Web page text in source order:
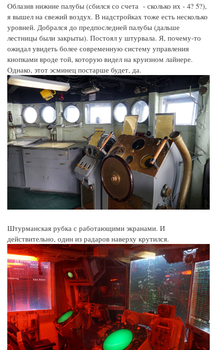
Облазив нижние палубы (сбился со счета - сколько их - 4? 5?),
я вышел на свежий воздух. В надстройках тоже есть несколько
уровней. Добрался до предпоследней палубы (дальше
лестницы были закрыты). Постоял у штурвала. Я, почему-то
ожидал увидеть более современную систему управления
кнопками вроде той, которую видел на круизном лайнере.
Однако, этот эсминец постарше будет, да.
Штурманская рубка с работающими экранами. И
действительно, один из радаров наверху крутился.